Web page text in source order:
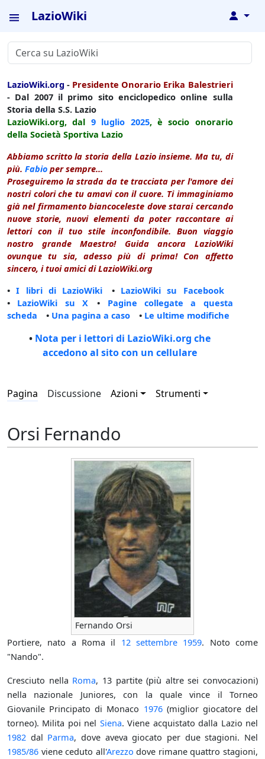
LazioWiki ↓
LazioWiki.org - Presidente Onorario Erika Balestrieri
- Dal 2007 il primo sito enciclopedico online sulla
Storia della S.S. Lazio
LazioWiki.org, dal 9 luglio 2025, è socio onorario
della Società Sportiva Lazio
Abbiamo scritto la storia della Lazio insieme. Ma tu, di
più. Fabio per sempre...
Proseguiremo la strada da te tracciata per l'amore dei
nostri colori che tu amavi con il cuore. Ti immaginiamo
già nel firmamento biancoceleste dove starai cercando
nuove storie, nuovi elementi da poter raccontare ai
lettori con il tuo stile inconfondibile. Buon viaggio
nostro grande Maestro! Guida ancora LazioWiki
ovunque tu sia, adesso più di prima! Con affetto
sincero, i tuoi amici di LazioWiki.org
•I libri di LazioWiki • LazioWiki su Facebook
• LazioWiki su X • Pagine collegate a questa
scheda • Una pagina a caso • Le ultime modifiche
• Nota per i lettori di LazioWiki.org che
accedono al sito con un cellulare
Pagina Discussione Azioni Strumenti
Orsi Fernando
Fernando Orsi
Portiere, nato a Roma il 12 settembre 1959. Noto come
"Nando".
Cresciuto nella Roma, 13 partite (più altre sei convocazioni)
nella nazionale Juniores, con la quale vince il Torneo
Giovanile Principato di Monaco 1976(miglior giocatore del
torneo). Milita poi nel Siena. Viene acquistato dalla Lazio nel
1982 dal Parma, dove aveva giocato per due stagioni. Nel
1985/86 viene ceduto all'Arezzo dove rimane quattro stagioni,